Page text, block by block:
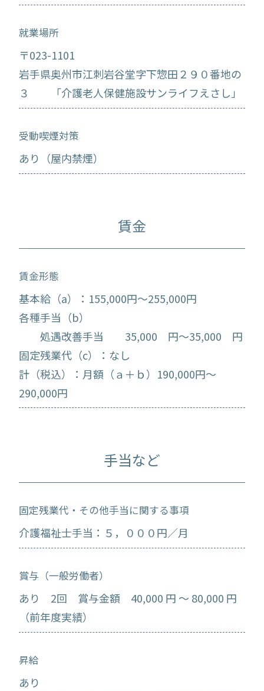
就業場所
〒023-1101
岩手県奥州市江刺岩谷堂字下惣田２９０番地の
３ 「介護老人保健施設サンライフえさし」
受動喫煙対策
あり（屋内禁煙）
賃金
賃金形態
基本給（a）：155,000円～255,000円
各種手当（b）
処遇改善手当 35,000 円～35,000 円
固定残業代（c）：なし
計（税込）：月額（ａ＋ｂ）190,000円～
290,000円
手当など
固定残業代・その他手当に関する事項
介護福祉士手当：５，０００円／月
賞与（一般労働者）
あり 2回 賞与金額 40,000 円 ～ 80,000 円
（前年度実績）
昇給
あり